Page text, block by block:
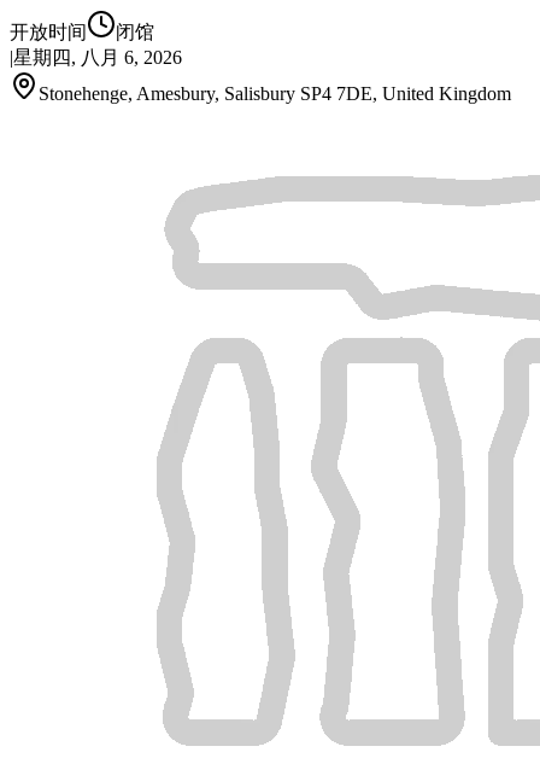
开放时间
闭馆
|星期四, 八月 6, 2026
Stonehenge, Amesbury, Salisbury SP4 7DE, United Kingdom